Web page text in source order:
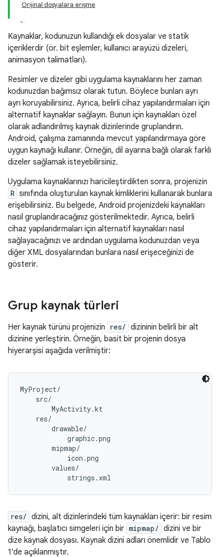
Orijinal dosyalara erişme
Kaynaklar, kodunuzun kullandığı ek dosyalar ve statik
içeriklerdir (ör. bit eşlemler, kullanıcı arayüzü dizeleri,
animasyon talimatları).
Resimler ve dizeler gibi uygulama kaynaklarını her zaman
kodunuzdan bağımsız olarak tutun. Böylece bunları ayrı
ayrı koruyabilirsiniz. Ayrıca, belirli cihaz yapılandırmaları için
alternatif kaynaklar sağlayın. Bunun için kaynakları özel
olarak adlandırılmış kaynak dizinlerinde gruplandırın.
Android, çalışma zamanında mevcut yapılandırmaya göre
uygun kaynağı kullanır. Örneğin, dil ayarına bağlı olarak farklı
dizeler sağlamak isteyebilirsiniz.
Uygulama kaynaklarınızı haricileştirdikten sonra, projenizin
R sınıfında oluşturulan kaynak kimliklerini kullanarak bunlara
erişebilirsiniz. Bu belgede, Android projenizdeki kaynakları
nasıl gruplandıracağınız gösterilmektedir. Ayrıca, belirli
cihaz yapılandırmaları için alternatif kaynakları nasıl
sağlayacağınızı ve ardından uygulama kodunuzdan veya
diğer XML dosyalarından bunlara nasıl erişeceğinizi de
gösterir.
Grup kaynak türleri
Her kaynak türünü projenizin res/ dizininin belirli bir alt
dizinine yerleştirin. Örneğin, basit bir projenin dosya
hiyerarşisi aşağıda verilmiştir:
MyProject/
    src/
        MyActivity.kt
    res/
        drawable/
            graphic.png
        mipmap/
            icon.png
        values/
res/ dizini, alt dizinlerindeki tüm kaynakları içerir: bir resim
kaynağı, başlatıcı simgeleri için bir mipmap/ dizini ve bir
dize kaynak dosyası. Kaynak dizini adları önemlidir ve Tablo
1'de açıklanmıştır.